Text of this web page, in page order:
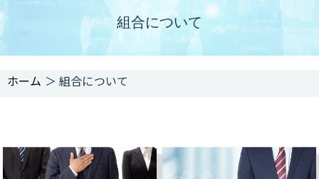
組合について
＞組合について